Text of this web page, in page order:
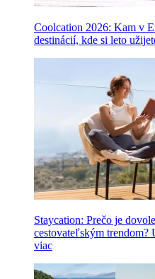
Coolcation 2026: Kam v
destinácií, kde si leto
Staycation: Prečo je
cestovateľským trendom?
viac